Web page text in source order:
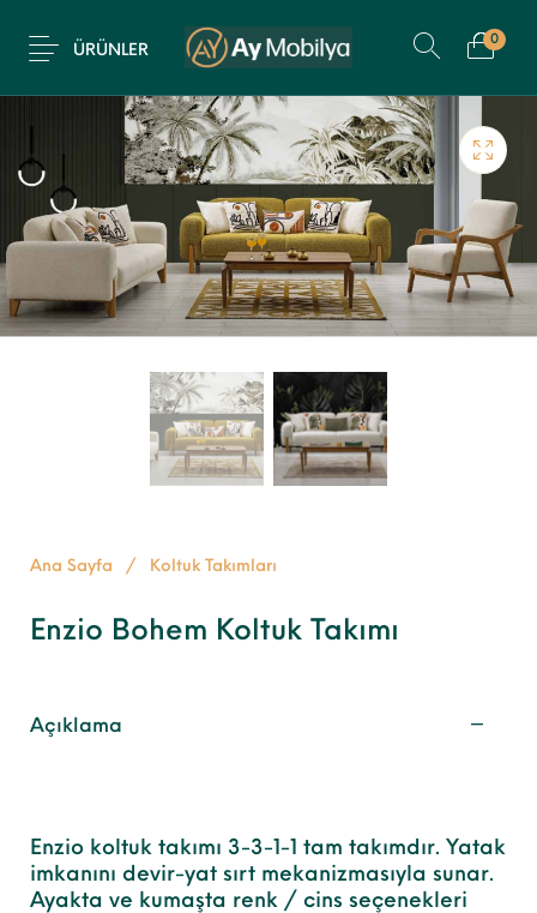
ÜRÜNLER
0
Ana Sayfa / Koltuk Takımları
Enzio Bohem Koltuk Takımı
Açıklama
Enzio koltuk takımı 3-3-1-1 tam takımdır. Yatak
imkanını devir-yat sırt mekanizmasıyla sunar.
Ayakta ve kumaşta renk / cins seçenekleri